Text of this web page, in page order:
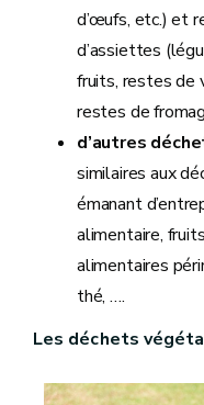
d’œufs, etc.) et
d’assiettes
fruits, restes de
restes de
d’autres
similaires aux
émanant
alimentaire,
alimentaires
thé, ….
Les déchets